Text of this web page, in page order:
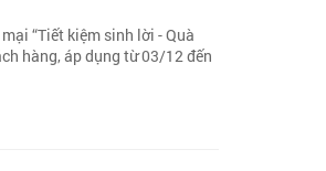
“Tiết kiệm sinh lời - Quà
hàng, áp dụng từ 03/12 đến